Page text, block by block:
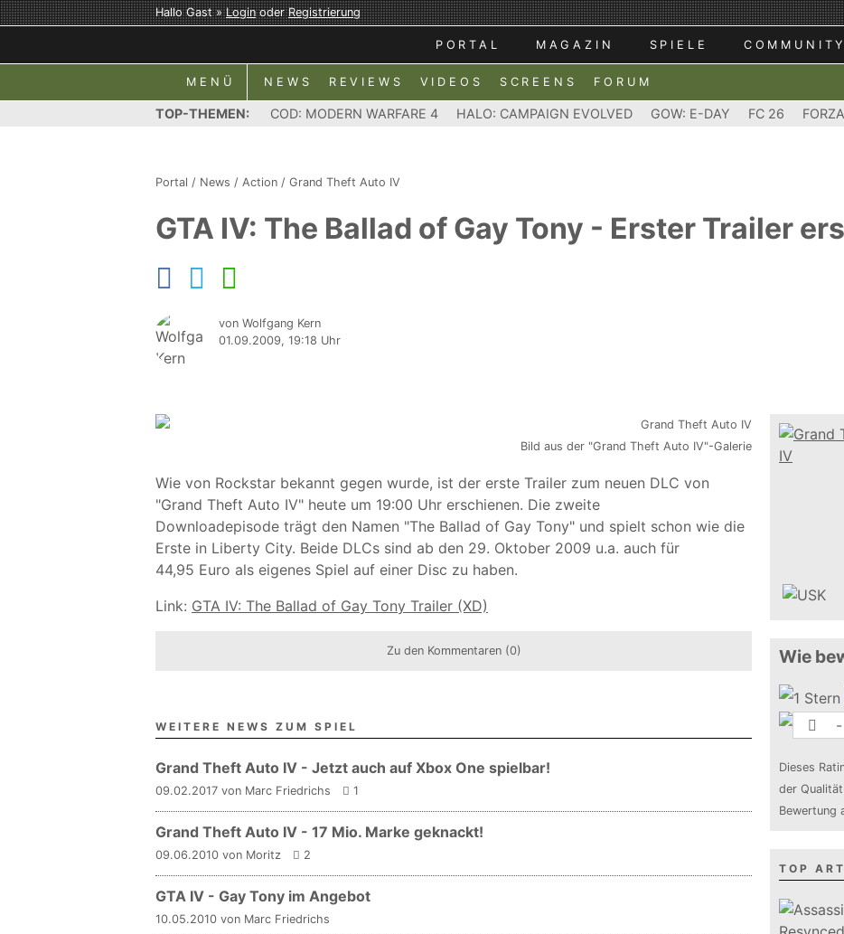
Hallo Gast »LoginoderRegistrierung
PORTAL MAGAZIN SPIELE COMMUNITY
MENÜ NEWS REVIEWS VIDEOS SCREENS FORUM
TOP-THEMEN: COD: MODERN WARFARE 4 HALO: CAMPAIGN EVOLVED GOW: E-DAY FC 26
Portal / News / Action / Grand Theft Auto IV
GTA IV: The Ballad of Gay Tony - Erster Trailer
von Wolfgang Kern
01.09.2009, 19:18 Uhr
Bild aus der "Grand Theft Auto IV"-Galerie
Wie von Rockstar bekannt gegen wurde, ist der erste Trailer zum neuen DLC von
"Grand Theft Auto IV" heute um 19:00 Uhr erschienen. Die zweite
Downloadepisode trägt den Namen "The Ballad of Gay Tony" und spielt schon wie die
Erste in Liberty City. Beide DLCs sind ab den 29. Oktober 2009 u.a. auch für
44,95 Euro als eigenes Spiel auf einer Disc zu haben.
Link: GTA IV: The Ballad of Gay Tony Trailer (XD)
Zu den Kommentaren (0)
WEITERE NEWS ZUM SPIEL
Grand Theft Auto IV - Jetzt auch auf Xbox One spielbar!
09.02.2017 von Marc Friedrichs 1
Grand Theft Auto IV - 17 Mio. Marke geknackt!
09.06.2010 von Moritz 2
GTA IV - Gay Tony im Angebot
10.05.2010 von Marc Friedrichs
Wie
-
Dieses
der
Bewertung
TOP